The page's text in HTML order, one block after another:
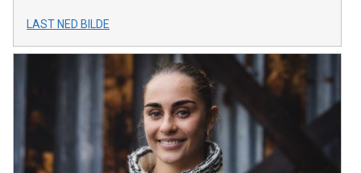
LAST NED BILDE